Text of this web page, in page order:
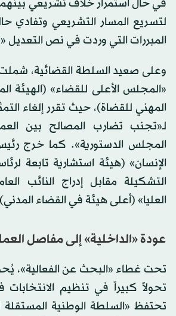
في حال استمرار خلاف تشريعي
لتسريع المسار التشريعي وتفادي
المبررات التي وردت في نص التعديل
وعلى صعيد السلطة القضائية،
«المجلس الأعلى للقضاء» (الهيئة
المهني للقضاة)، حيث تقرر إلغاء
لـ«تجنب تضارب المصالح بين
المجلس الدستورية». كما خرج
الإنسان» (هيئة استشارية تابعة
التشكيلة مقابل إدراج النائب
العليا» (أعلى هيئة في القضاء
عودة «الداخلية» إلى مفاصل
تحت غطاء «البحث عن الفعالية»،
تحولاً كبيراً في تنظيم الانتخابات
تحتفظ «السلطة الوطنية المستقلة